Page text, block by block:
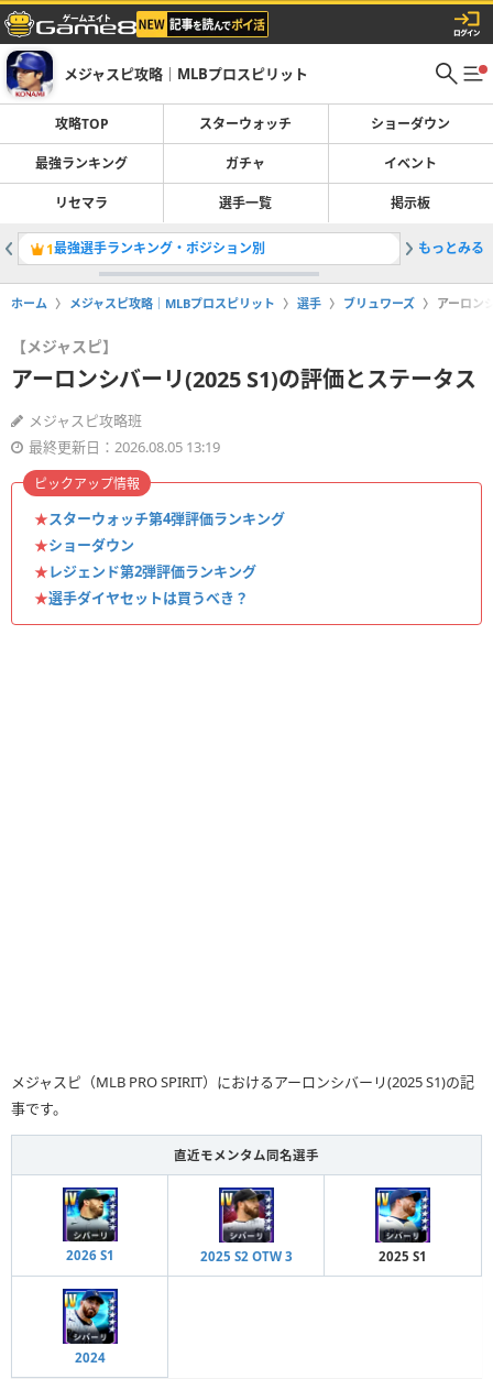
メジャスピ攻略｜MLBプロスピリット
攻略TOP スターウォッチ ショーダウン
最強ランキング ガチャ イベント
リセマラ 選手一覧 掲示板
1最強選手ランキング・ポジション別 2スター
もっとみる
ホーム メジャスピ攻略｜MLBプロスピリット 選手 ブリュワーズ アーロン
【メジャスピ】
アーロンシバーリ(2025 S1)の評価とステータス
メジャスピ攻略班
最終更新日：2026.08.05 13:19
★スターウォッチ第4弾評価ランキング
★ショーダウン
★レジェンド第2弾評価ランキング
★選手ダイヤセットは買うべき？
ピックアップ情報
メジャスピ（MLB PRO SPIRIT）におけるアーロンシバーリ(2025 S1)の記
事です。
直近モメンタム同名選手
2026 S1 2025 S2 OTW 3 2025 S1
2024